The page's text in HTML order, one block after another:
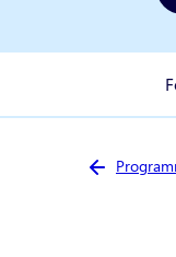
Sie sind